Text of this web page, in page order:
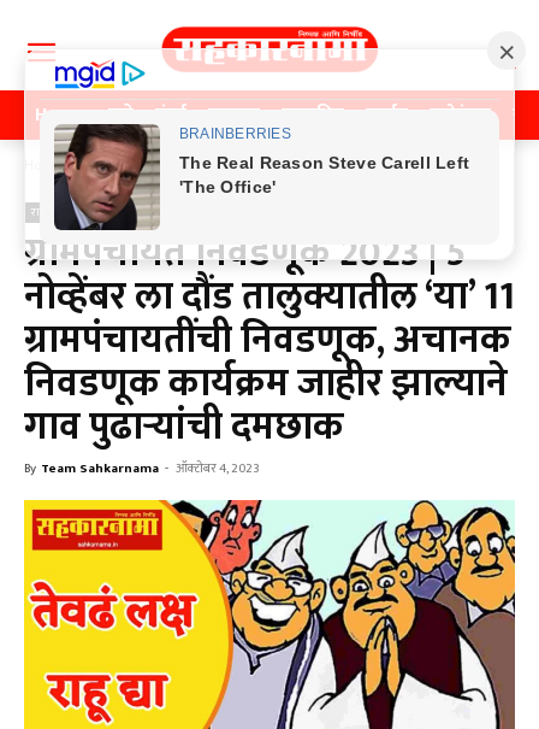
Home पुणे मुंबई महाराष्ट्र राजकीय क्राईम मनोरंजन
Home राजकीय
राजकीय
ग्रामपंचायत निवडणूक 2023 | 5
नोव्हेंबर ला दौंड तालुक्यातील ‘या’ 11
ग्रामपंचायतींची निवडणूक, अचानक
निवडणूक कार्यक्रम जाहीर झाल्याने
गाव पुढाऱ्यांची दमछाक
By Team Sahkarnama - ऑक्टोबर 4, 2023